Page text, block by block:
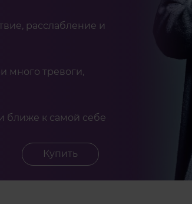
расслабление и
много тревоги,
ближе к самой себе
Купить